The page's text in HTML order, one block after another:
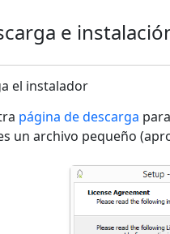
e
el instalador
página de descarga
un archivo pequeño